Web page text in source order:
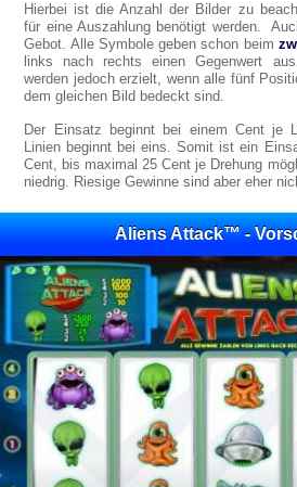
Hierbei ist die Anzahl der Bilder zu
für eine Auszahlung benötigt werden.
Gebot. Alle Symbole geben schon beim
links nach rechts einen Gegenwert
werden jedoch erzielt, wenn alle fünf
dem gleichen Bild bedeckt sind.
Der Einsatz beginnt bei einem Cent je
Linien beginnt bei eins. Somit ist ein
Cent, bis maximal 25 Cent je Drehung
niedrig. Riesige Gewinne sind aber eher
Aliens Attack™ -